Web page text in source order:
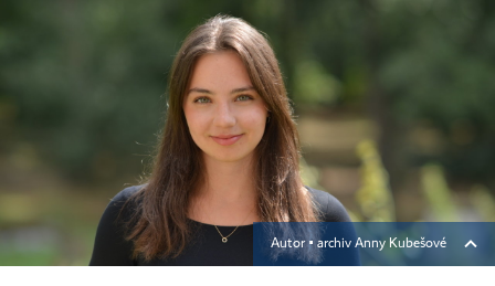
Autor ▪ archiv Anny Kubešové